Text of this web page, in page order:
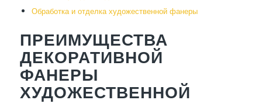
Обработка и отделка художественной фанеры
ПРЕИМУЩЕСТВА
ДЕКОРАТИВНОЙ
ФАНЕРЫ
ХУДОЖЕСТВЕННОЙ